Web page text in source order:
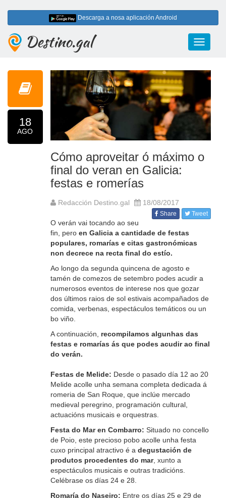
Descarga a nosa aplicación Android
Toggle
Destino.gal
18
AGO
Cómo aproveitar ó máximo o
final do veran en Galicia:
festas e romerías
Redacción Destino.gal 18/08/2017
Share Tweet
O verán vai tocando ao seu
fin, pero en Galicia a cantidade de festas
populares, romarías e citas gastronómicas
non decrece na recta final do estío.
Ao longo da segunda quincena de agosto e
tamén de comezos de setembro podes acudir a
numerosos eventos de interese nos que gozar
dos últimos raios de sol estivais acompañados de
comida, verbenas, espectáculos temáticos ou un
bo viño.
A continuación, recompilamos algunhas das
festas e romarías ás que podes acudir ao final
do verán.
Festas de Melide: Desde o pasado día 12 ao 20
Melide acolle unha semana completa dedicada á
romeria de San Roque, que inclúe mercado
medieval peregrino, programación cultural,
actuacións musicais e orquestras.
Festa do Mar en Combarro: Situado no concello
de Poio, este precioso pobo acolle unha festa
cuxo principal atractivo é a degustación de
produtos procedentes do mar, xunto a
espectáculos musicais e outras tradicións.
Celébrase os días 24 e 28.
Romaría do Naseiro: Entre os días 25 e 29 de